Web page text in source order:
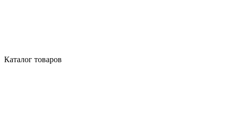
Каталог товаров